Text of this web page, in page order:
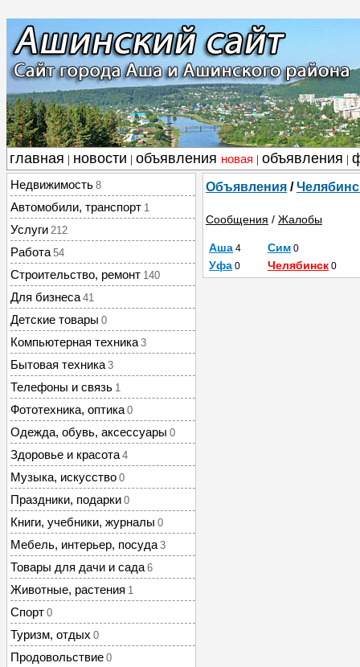
главная новости объявления новая объявления
Недвижимость 8
Автомобили, транспорт 1
Услуги 212
Работа 54
Строительство, ремонт 140
Для бизнеса 41
Детские товары 0
Компьютерная техника 3
Бытовая техника 3
Телефоны и связь 1
Фототехника, оптика 0
Одежда, обувь, аксессуары 0
Здоровье и красота 4
Музыка, искусство 0
Праздники, подарки 0
Книги, учебники, журналы 0
Мебель, интерьер, посуда 3
Товары для дачи и сада 6
Животные, растения 1
Спорт 0
Туризм, отдых 0
Продовольствие 0
Объявления /
Сообщения / Жалобы
Аша 4 Сим 0
Уфа 0 Челябинск 0